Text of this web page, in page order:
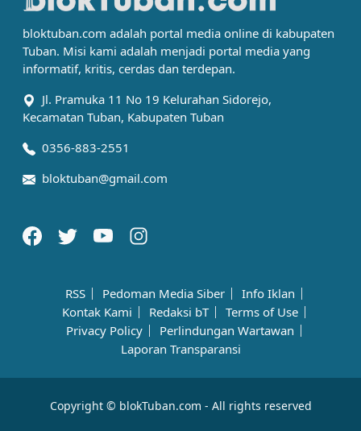
bloktuban.com adalah portal media online di kabupaten
Tuban. Misi kami adalah menjadi portal media yang
informatif, kritis, cerdas dan terdepan.
Jl. Pramuka 11 No 19 Kelurahan Sidorejo,
Kecamatan Tuban, Kabupaten Tuban
0356-883-2551
bloktuban@gmail.com
RSS Pedoman Media Siber
Info Iklan
Kontak Kami
Redaksi bT
Terms of Use
Privacy Policy
Perlindungan Wartawan
Laporan Transparansi
Copyright © blokTuban.com - All rights reserved